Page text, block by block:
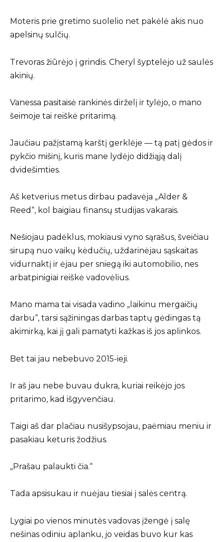
Moteris prie gretimo suolelio net pakėlė akis nuo
apelsinų sulčių.
Trevoras žiūrėjo į grindis. Cheryl šyptelėjo už saulės
akinių.
Vanessa pasitaisė rankinės dirželį ir tylėjo, o mano
šeimoje tai reiškė pritarimą.
Jaučiau pažįstamą karštį gerklėje — tą patį gėdos ir
pykčio mišinį, kuris mane lydėjo didžiąją dalį
dvidešimties.
Aš ketverius metus dirbau padavėja „Alder &
Reed“, kol baigiau finansų studijas vakarais.
Nešiojau padėklus, mokiausi vyno sąrašus, šveičiau
sirupą nuo vaikų kėdučių, uždarinėjau sąskaitas
vidurnaktį ir ėjau per sniegą iki automobilio, nes
arbatpinigiai reiškė vadovėlius.
Mano mama tai visada vadino „laikinu mergaičių
darbu“, tarsi sąžiningas darbas taptų gėdingas tą
akimirką, kai jį gali pamatyti kažkas iš jos aplinkos.
Bet tai jau nebebuvo 2015-ieji.
Ir aš jau nebe buvau dukra, kuriai reikėjo jos
pritarimo, kad išgyvenčiau.
Taigi aš dar plačiau nusišypsojau, paėmiau meniu ir
pasakiau keturis žodžius.
„Prašau palaukti čia.“
Tada apsisukau ir nuėjau tiesiai į salės centrą.
Lygiai po vienos minutės vadovas įžengė į salę
nešinas odiniu aplanku, jo veidas buvo kur kas